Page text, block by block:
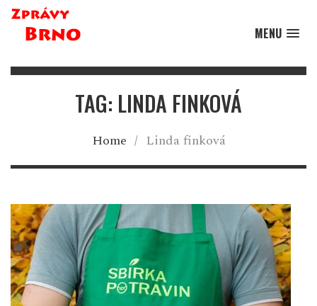
MENU
TAG: LINDA FINKOVÁ
Home / Linda finková